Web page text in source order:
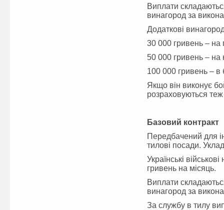
Виплати
винагород за
Додаткові
30 000 гривень – на
50 000 гривень – на
100 000 гривень – в
Якщо він виконує
розраховуються
Базовий контракт
Передбачений для
тилові посади.
Українські
гривень на місяць.
Виплати
винагород за
За службу в тилу